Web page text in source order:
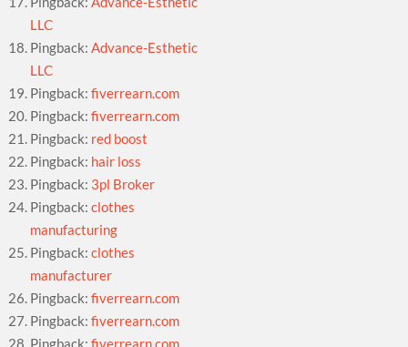
LLC
Pingback:Advance-Esthetic
LLC
Pingback:fiverrearn.com
Pingback:fiverrearn.com
Pingback: red boost
Pingback: hair loss
Pingback: 3pl Broker
Pingback:clothes
manufacturing
Pingback:clothes
manufacturer
Pingback:fiverrearn.com
Pingback:fiverrearn.com
Pingback:fiverrearn.com